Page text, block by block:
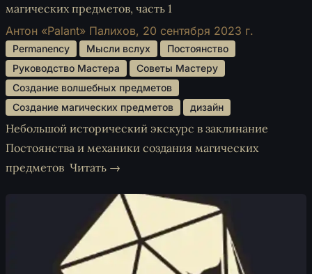
магических предметов, часть 1
Антон «Palant» Палихов, 20 сентября 2023 г.
Permanency Мысли вслух
Постоянство
Руководство Мастера
Советы Мастеру
Создание волшебных предметов
Создание магических предметов
дизайн
Небольшой исторический экскурс в заклинание
Постоянства и механики создания магических
предметов Читать →